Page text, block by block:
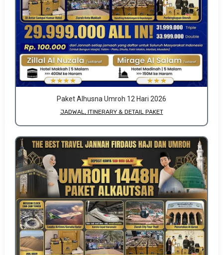
Paket Alhusna Umroh 12 Hari 2026
JADWAL, ITINERARY & DETAIL PAKET